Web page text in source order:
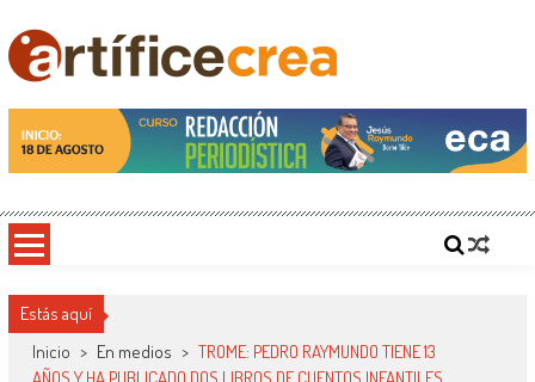
contenido
Artificecrea
Blog de Artífice Comunicadores, elaboramos contenidos periodísticos y editoriales en
diversos formatos, capacitamos en temas de comunicación y educación.
Estás aquí
Inicio > En medios > TROME: PEDRO RAYMUNDO TIENE 13